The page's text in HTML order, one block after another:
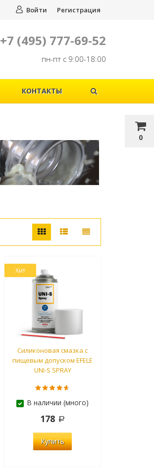
0
Войти Регистрация
+7 (495) 777-69-52
пн-пт с 9:00-18:00
КОНТАКТЫ
Хит
Силиконовая смазка с
пищевым допуском EFELE
UNI-S SPRAY
В наличии (много)
178
Купить